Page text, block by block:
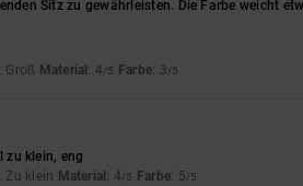
Sitz zu gewährleisten. Die Farbe weicht
Groß Material : 4/5 Farbe: 3/5
zu klein, eng
Zu klein Material : 4/5 Farbe: 5/5